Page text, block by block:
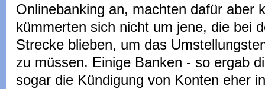
Onlinebanking an, machten dafür aber
kümmerten sich nicht um jene, die bei
Strecke blieben, um das
zu müssen. Einige Banken - so ergab
sogar die Kündigung von Konten eher